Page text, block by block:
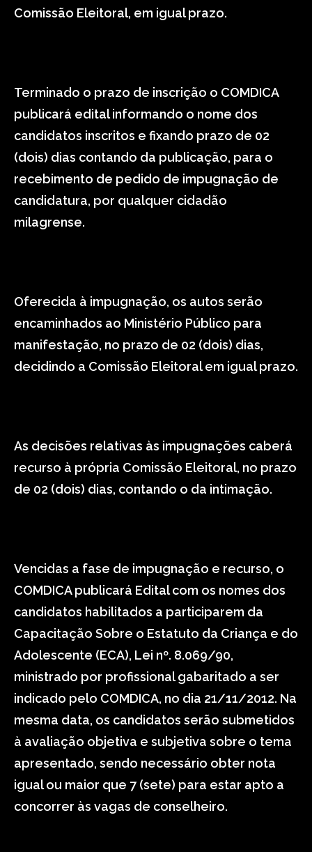
Comissão Eleitoral, em igual prazo.
Terminado o prazo de inscrição o COMDICA
publicará edital informando o nome dos
candidatos inscritos e fixando prazo de 02
(dois) dias contando da publicação, para o
recebimento de pedido de impugnação de
candidatura, por qualquer cidadão
milagrense.
Oferecida à impugnação, os autos serão
encaminhados ao Ministério Público para
manifestação, no prazo de 02 (dois) dias,
decidindo a Comissão Eleitoral em igual prazo.
As decisões relativas às impugnações caberá
recurso à própria Comissão Eleitoral, no prazo
de 02 (dois) dias, contando o da intimação.
Vencidas a fase de impugnação e recurso, o
COMDICA publicará Edital com os nomes dos
candidatos habilitados a participarem da
Capacitação Sobre o Estatuto da Criança e do
Adolescente (ECA), Lei nº. 8.069/90,
ministrado por profissional gabaritado a ser
indicado pelo COMDICA, no dia 21/11/2012. Na
mesma data, os candidatos serão submetidos
à avaliação objetiva e subjetiva sobre o tema
apresentado, sendo necessário obter nota
igual ou maior que 7 (sete) para estar apto a
concorrer às vagas de conselheiro.